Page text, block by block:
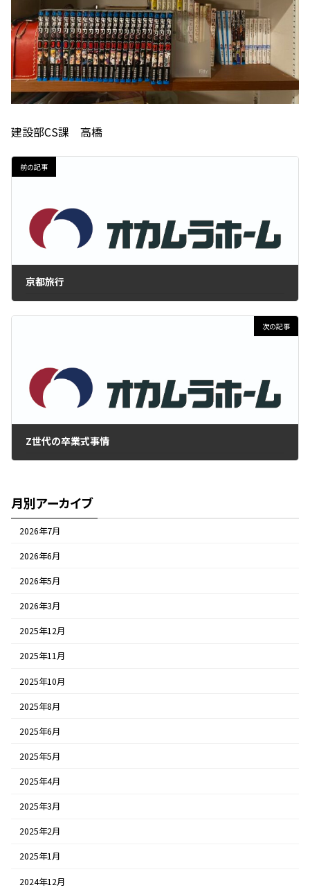
建設部CS課 高橋
前の記事
京都旅行
次の記事
Z世代の卒業式事情
月別アーカイブ
2026年7月
2026年6月
2026年5月
2026年3月
2025年12月
2025年11月
2025年10月
2025年8月
2025年6月
2025年5月
2025年4月
2025年3月
2025年2月
2025年1月
2024年12月